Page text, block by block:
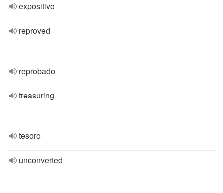
expositivo
reproved
reprobado
treasuring
tesoro
unconverted